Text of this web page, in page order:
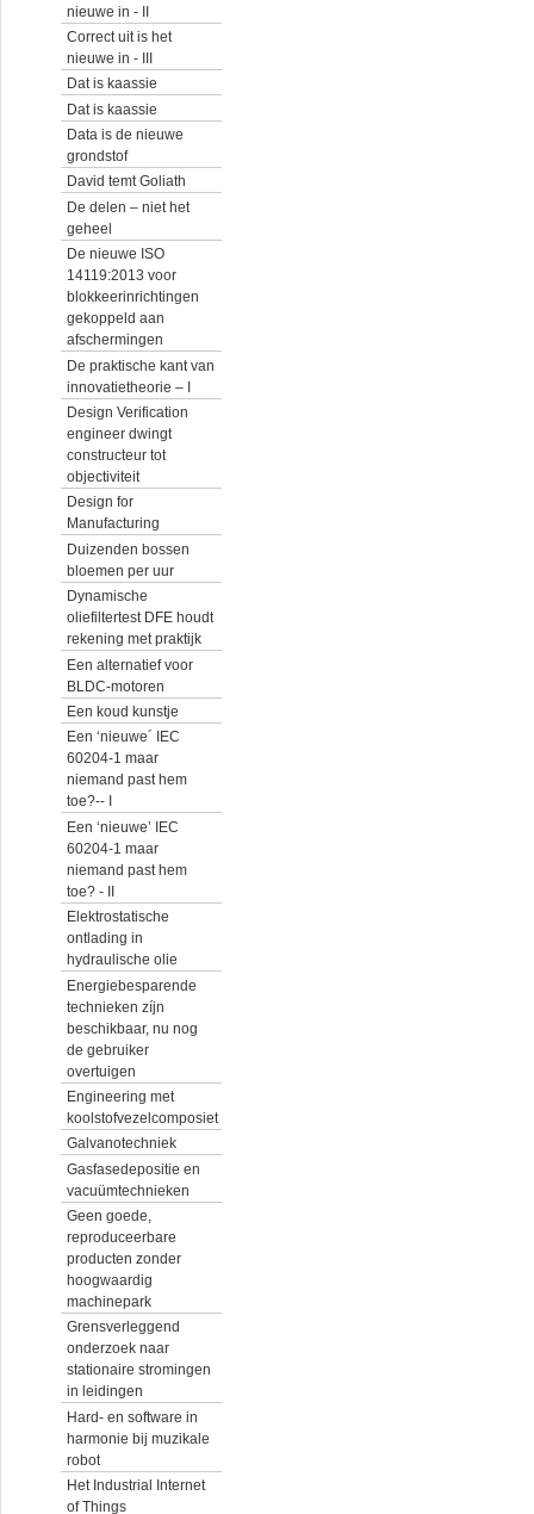
nieuwe in - II
Correct uit is het
nieuwe in - III
Dat is kaassie
Dat is kaassie
Data is de nieuwe
grondstof
David temt Goliath
De delen – niet het
geheel
De nieuwe ISO
14119:2013 voor
blokkeerinrichtingen
gekoppeld aan
afschermingen
De praktische kant van
innovatietheorie – I
Design Verification
engineer dwingt
constructeur tot
objectiviteit
Design for
Manufacturing
Duizenden bossen
bloemen per uur
Dynamische
oliefiltertest DFE houdt
rekening met praktijk
Een alternatief voor
BLDC-motoren
Een koud kunstje
Een ‘nieuwe´ IEC
60204-1 maar
niemand past hem
toe?-- I
Een ‘nieuwe’ IEC
60204-1 maar
niemand past hem
toe? - II
Elektrostatische
ontlading in
hydraulische olie
Energiebesparende
technieken zíjn
beschikbaar, nu nog
de gebruiker
overtuigen
Engineering met
koolstofvezelcomposiet
Galvanotechniek
Gasfasedepositie en
vacuümtechnieken
Geen goede,
reproduceerbare
producten zonder
hoogwaardig
machinepark
Grensverleggend
onderzoek naar
stationaire stromingen
in leidingen
Hard- en software in
harmonie bij muzikale
robot
Het Industrial Internet
of Things